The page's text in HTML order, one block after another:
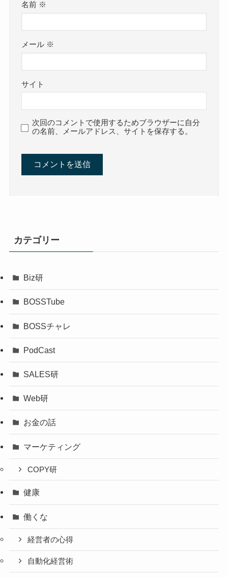
名前 ※
メール ※
サイト
次回のコメントで使用するためブラウザーに自分
の名前、メールアドレス、サイトを保存する。
カテゴリー
Biz研
BOSSTube
BOSSチャレ
PodCast
SALES研
Web研
お金の話
マーケティング
COPY研
健康
働くな
経営者の心得
自動化経営術